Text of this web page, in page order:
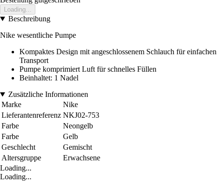
Loading...
Beschreibung
Nike wesentliche Pumpe
Kompaktes Design mit angeschlossenem Schlauch für einfachen
Transport
Pumpe komprimiert Luft für schnelles Füllen
Beinhaltet: 1 Nadel
Zusätzliche Informationen
Marke
Nike
Lieferantenreferenz NKJ02-753
Farbe
Neongelb
Farbe
Gelb
Geschlecht
Gemischt
Altersgruppe
Erwachsene
Loading...
Loading...